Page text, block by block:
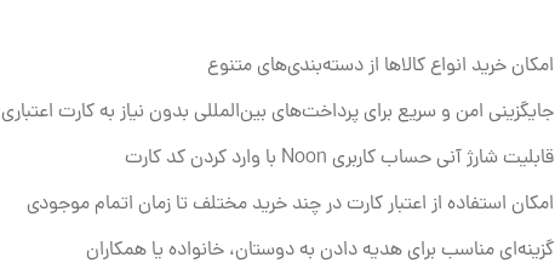
امکان خرید انواع کالاها از دسته‌بندی‌های متنوع
جایگزینی امن و سریع برای پرداخت‌های بین‌المللی بدون نیاز به کارت اعتباری
قابلیت شارژ آنی حساب کاربری Noon با وارد کردن کد کارت
امکان استفاده از اعتبار کارت در چند خرید مختلف تا زمان اتمام موجودی
گزینه‌ای مناسب برای هدیه دادن به دوستان، خانواده یا همکاران